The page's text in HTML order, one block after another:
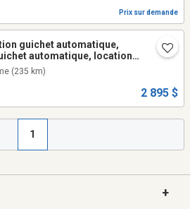
Prix sur demande
guichet automatique,
automatique, location
distrubuteur de
(235 km)
2 895 $
1
+